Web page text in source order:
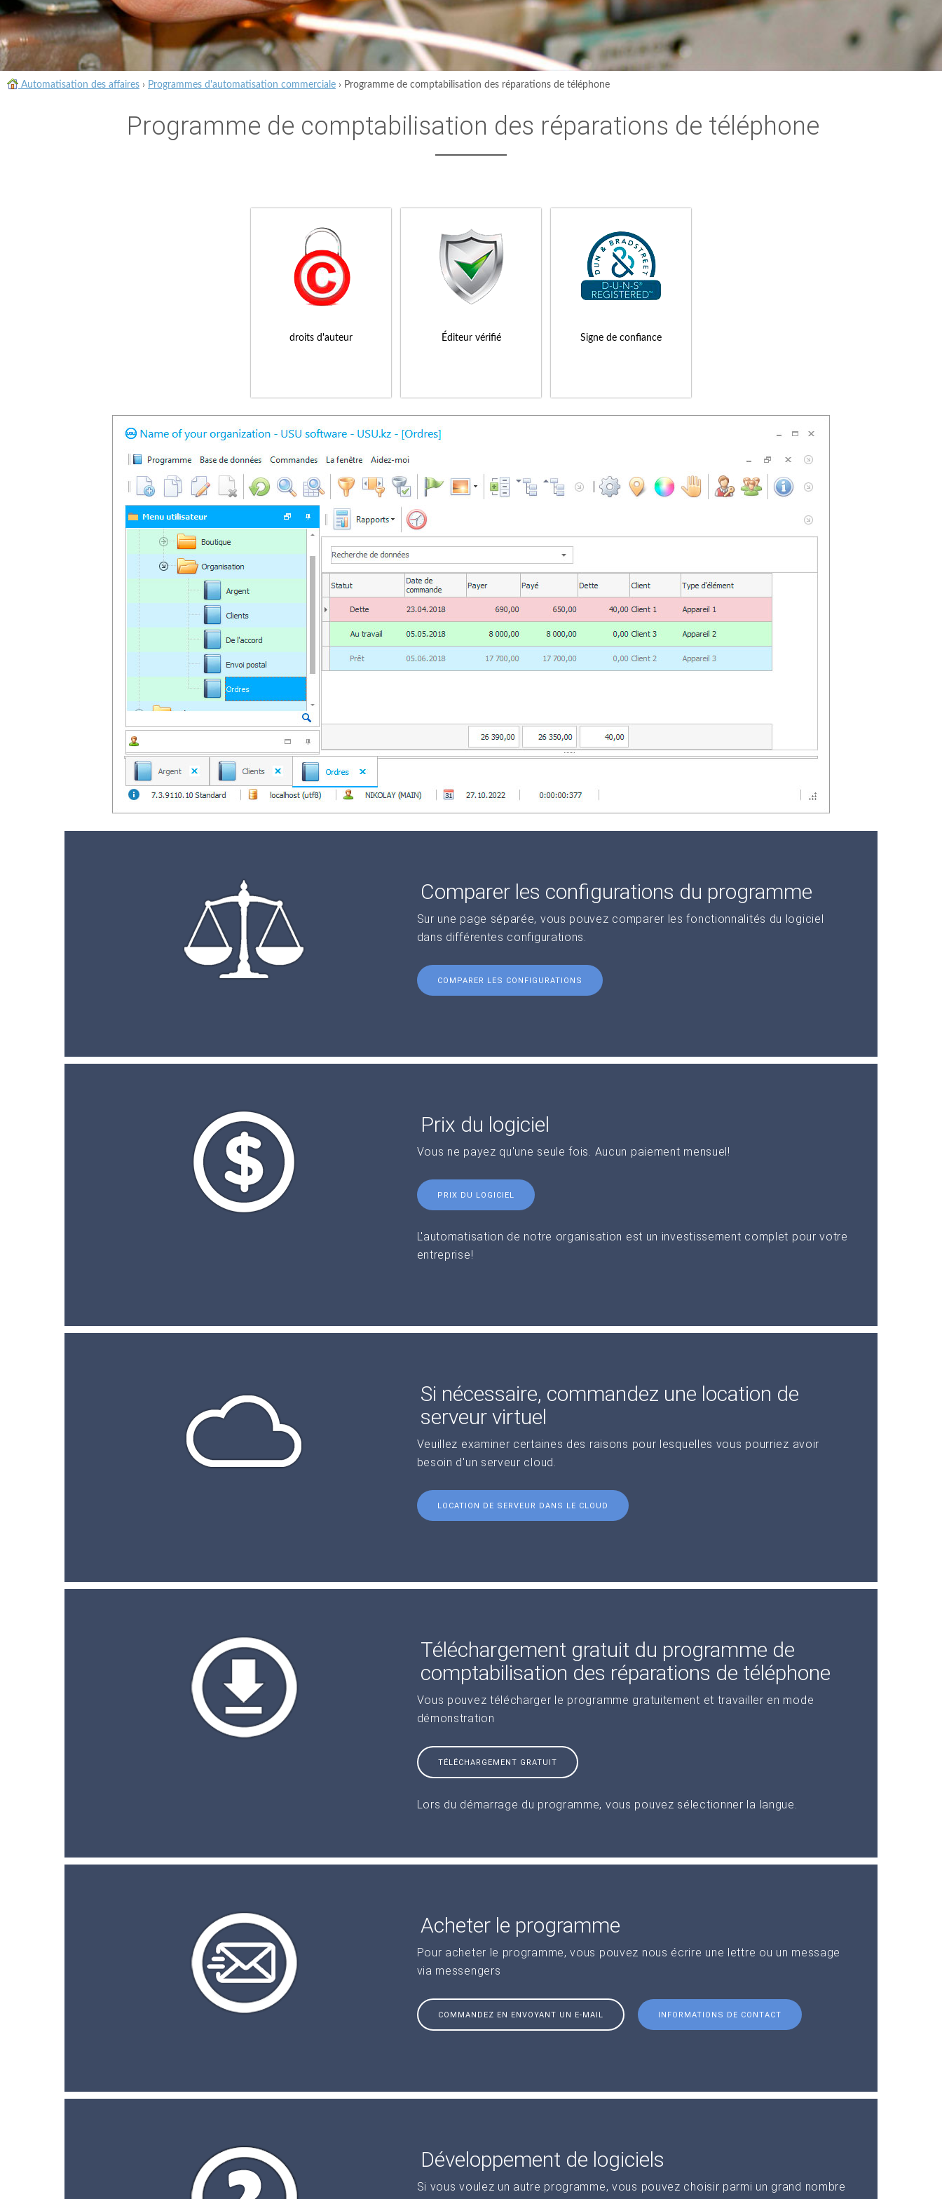
Automatisation des affaires › Programmes d'automatisation commerciale › Programme de comptabilisation des réparations de téléphone
Programme de comptabilisation des réparations de téléphone
droits d'auteur Éditeur vérifié Signe de confiance
Comparer les configurations du programme
Sur une page séparée, vous pouvez comparer les fonctionnalités du logiciel
dans différentes configurations.
COMPARER LES CONFIGURATIONS
Prix du logiciel
Vous ne payez qu'une seule fois. Aucun paiement mensuel!
PRIX DU LOGICIEL
L'automatisation de notre organisation est un investissement complet pour votre
entreprise!
Si nécessaire, commandez une location de
serveur virtuel
Veuillez examiner certaines des raisons pour lesquelles vous pourriez avoir
besoin d'un serveur cloud.
LOCATION DE SERVEUR DANS LE CLOUD
Téléchargement gratuit du programme de
comptabilisation des réparations de téléphone
Vous pouvez télécharger le programme gratuitement et travailler en mode
démonstration
TÉLÉCHARGEMENT GRATUIT
Lors du démarrage du programme, vous pouvez sélectionner la langue.
Acheter le programme
Pour acheter le programme, vous pouvez nous écrire une lettre ou un message
via messengers
COMMANDEZ EN ENVOYANT UN E-MAIL INFORMATIONS DE CONTACT
Développement de logiciels
Si vous voulez un autre programme, vous pouvez choisir parmi un grand nombre